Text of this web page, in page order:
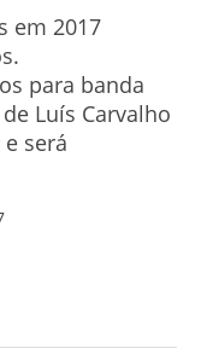
em 2017
para banda
Luís Carvalho
será